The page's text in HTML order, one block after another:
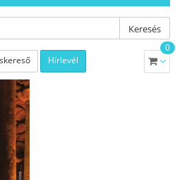
Keresés
Hírlevél
0